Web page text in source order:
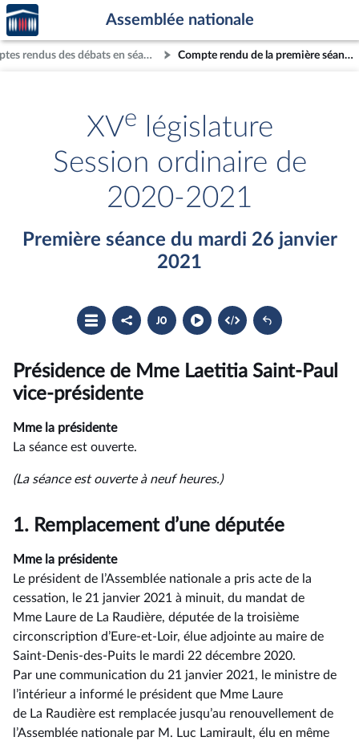
Aller au contenu
Aller en bas de la page
Accèder
à la
page
d'accueil
Assemblée nationale
Comptes rendus des débats en séance Compte rendu de la première séance du mardi 26 janvier 2021
XVe
législature
Session ordinaire de
2020-2021
Première séance du mardi 26 janvier
2021
Ouvrir
le
sommaire
Partager
le
compte
Accéder
au
document
du
compte
Présidence de Mme Laetitia Saint-Paul
vice-présidente
Mme la présidente
La séance est ouverte.
(La séance est ouverte à neuf heures.)
1. Remplacement d’une députée
Mme la présidente
Le président de l’Assemblée nationale a pris acte de la
cessation, le 21 janvier 2021 à minuit, du mandat de
Mme Laure de La Raudière, députée de la troisième
circonscription d’Eure-et-Loir, élue adjointe au maire de
Saint-Denis-des-Puits le mardi 22 décembre 2020.
Par une communication du 21 janvier 2021, le ministre de
l’intérieur a informé le président que Mme Laure
de La Raudière est remplacée jusqu’au renouvellement de
l’Assemblée nationale par M. Luc Lamirault, élu en même